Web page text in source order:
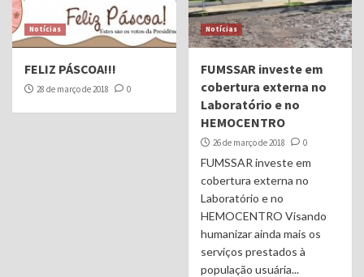
Notícias
FELIZ PÁSCOA!!!
28 de março de 2018 0
Notícias
FUMSSAR investe em
cobertura externa no
Laboratório e no
HEMOCENTRO
26 de março de 2018 0
FUMSSAR investe em
cobertura externa no
Laboratório e no
HEMOCENTRO Visando
humanizar ainda mais os
serviços prestados à
população usuária...